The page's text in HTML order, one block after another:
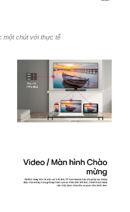
một chút với thực tế